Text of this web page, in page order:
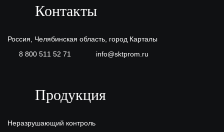
Контакты
Россия, Челябинская область, город Карталы
8 800 511 52 71
info@sktprom.ru
Продукция
Неразрушающий контроль